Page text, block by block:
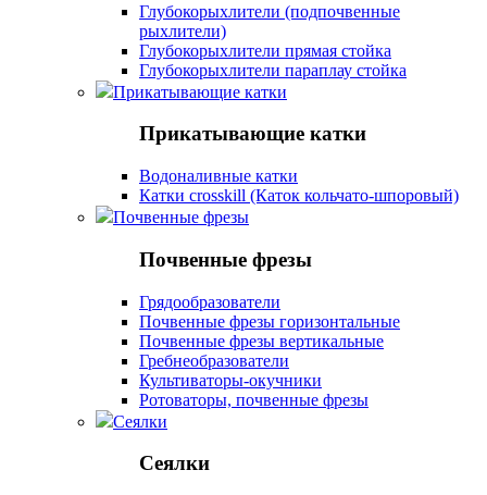
Глубокорыхлители (подпочвенные
рыхлители)
Глубокорыхлители прямая стойка
Глубокорыхлители параплау стойка
Прикатывающие катки
Прикатывающие катки
Водоналивные катки
Катки crosskill (Каток кольчато-шпоровый)
Почвенные фрезы
Почвенные фрезы
Грядообразователи
Почвенные фрезы горизонтальные
Почвенные фрезы вертикальные
Гребнеобразователи
Культиваторы-окучники
Ротоваторы, почвенные фрезы
Сеялки
Сеялки